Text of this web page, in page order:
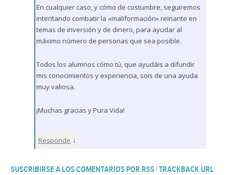
En cualquier caso, y cómo de costumbre, seguiremos
intentando combatir la «maliformación» reinante en
temas de inversión y de dinero, para ayudar al
máximo número de personas que sea posible.
Todos los alumnos cómo tú, que ayudáis a difundir
mis conocimientos y experiencia, sois de una ayuda
muy valiosa.
¡Muchas gracias y Pura Vida!
Responde ↓
SUSCRIBIRSE A LOS COMENTARIOS POR RSS | TRACKBACK URL